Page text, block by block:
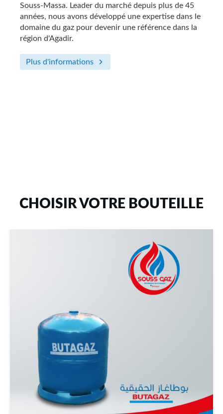
Souss-Massa. Leader du marché depuis plus de 45
années, nous avons développé une expertise dans le
domaine du gaz pour devenir une référence dans la
région d'Agadir.
Plus d'informations
CHOISIR VOTRE BOUTEILLE